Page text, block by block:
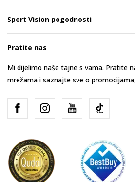
Sport Vision pogodnosti
Pratite nas
Mi dijelimo naše tajne s vama. Pratite
mrežama i saznajte sve o